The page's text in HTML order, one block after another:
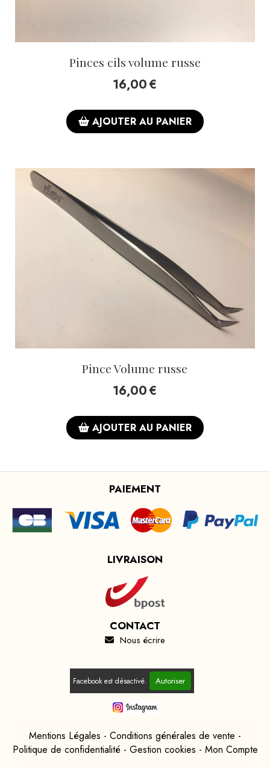
Pinces cils volume russe
16,00€
AJOUTER AU PANIER
Pince Volume russe
16,00€
AJOUTER AU PANIER
PAIEMENT
LIVRAISON
CONTACT
 Nous écrire
Facebook est désactivé. Autoriser
Mentions Légales
Conditions générales de vente
Politique de confidentialité
Gestion cookies Mon Compte